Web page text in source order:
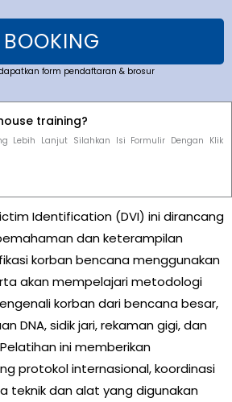
BOOKING
form pendaftaran & brosur
training?
Lebih Lanjut Silahkan Isi Formulir Dengan Klik
Identification (DVI) ini dirancang
dan keterampilan
korban bencana menggunakan
akan mempelajari metodologi
korban dari bencana besar,
DNA, sidik jari, rekaman gigi, dan
ini memberikan
protokol internasional, koordinasi
teknik dan alat yang digunakan